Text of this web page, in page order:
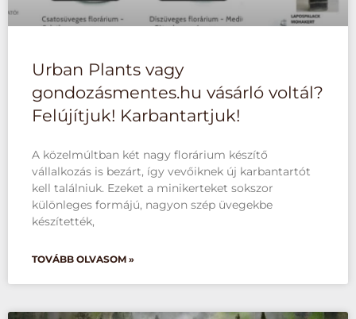
Urban Plants vagy
gondozásmentes.hu vásárló voltál?
Felújítjuk! Karbantartjuk!
A közelmúltban két nagy florárium készítő
vállalkozás is bezárt, így vevőiknek új karbantartót
kell találniuk. Ezeket a minikerteket sokszor
különleges formájú, nagyon szép üvegekbe
készítették,
TOVÁBB OLVASOM »